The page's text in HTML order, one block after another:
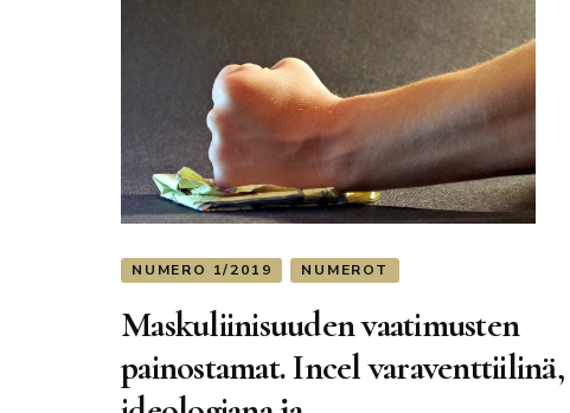
NUMERO 1/2019 NUMEROT
Maskuliinisuuden vaatimusten
painostamat. Incel varaventtiilinä,